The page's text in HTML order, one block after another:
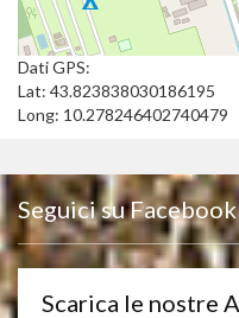
Dati GPS:
Lat: 43.823838030186195
Long: 10.278246402740479
Seguici su Facebook
Scarica le nostre